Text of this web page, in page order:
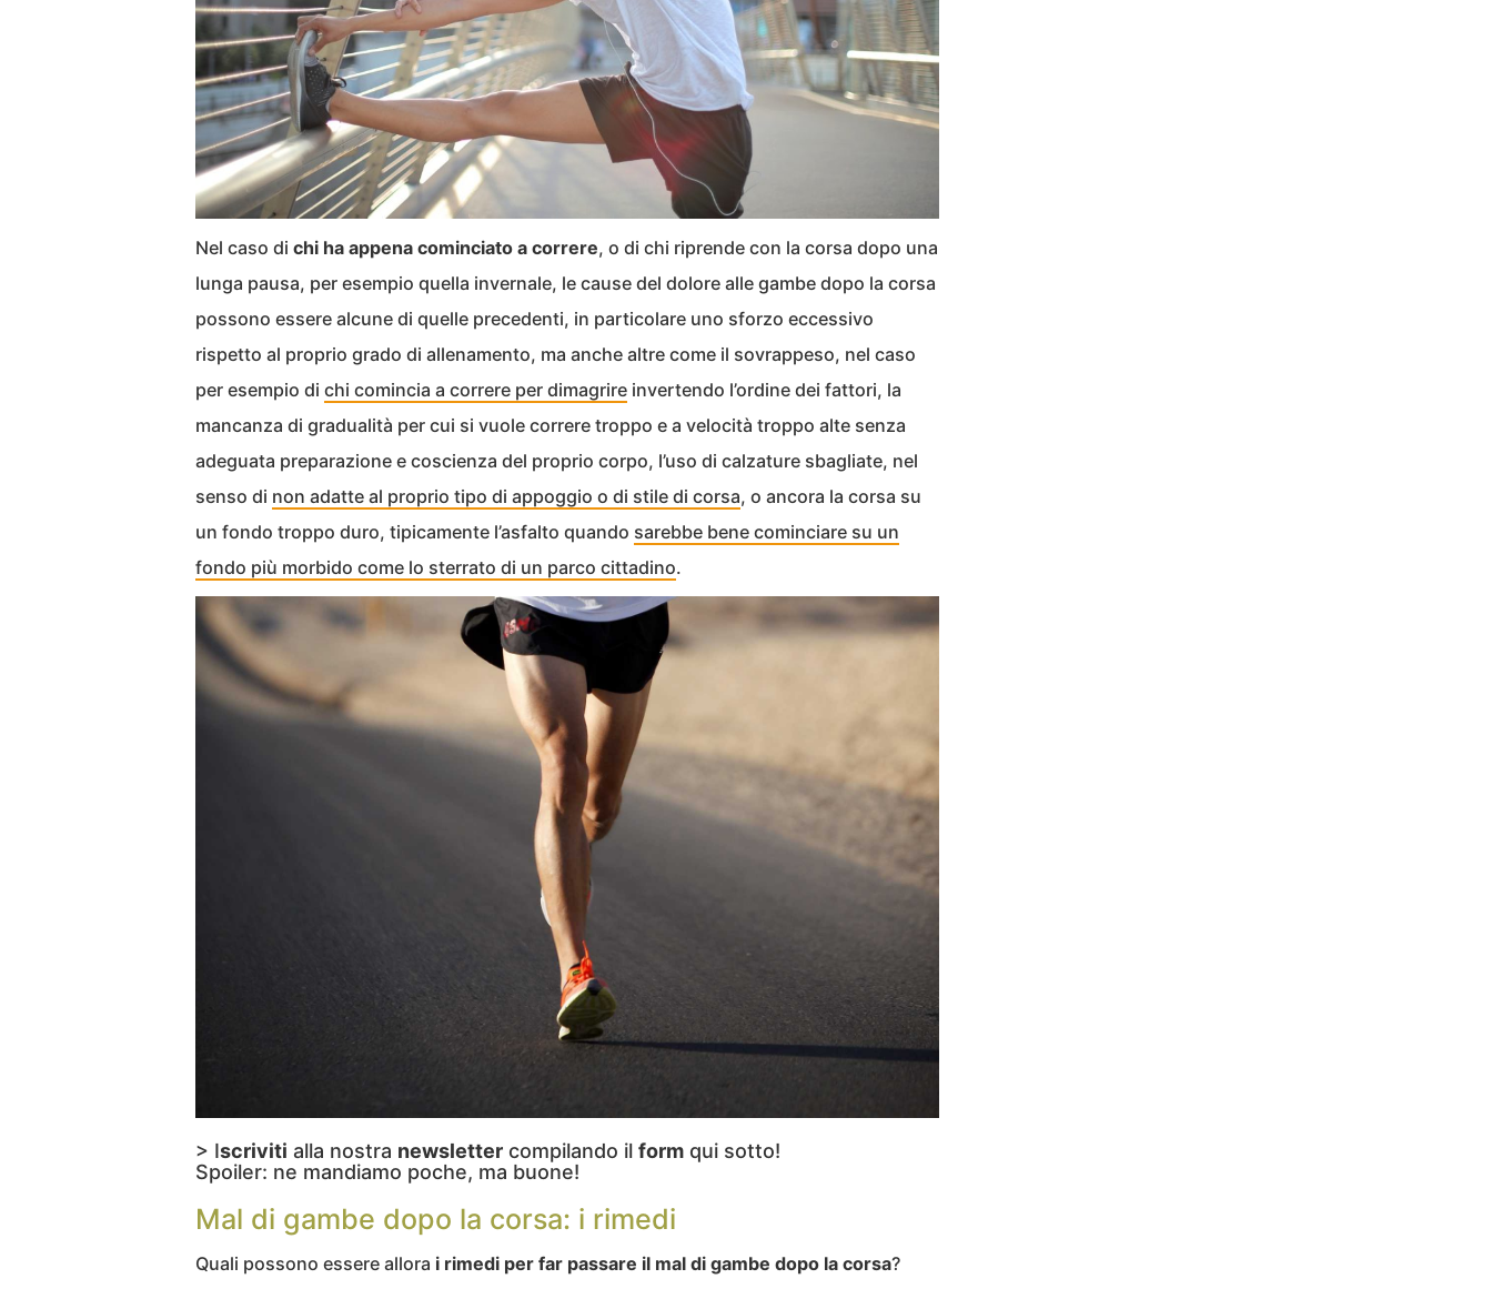
Nel caso di chi ha appena cominciato a correre, o di chi riprende con la corsa dopo una
lunga pausa, per esempio quella invernale, le cause del dolore alle gambe dopo la corsa
possono essere alcune di quelle precedenti, in particolare uno sforzo eccessivo
rispetto al proprio grado di allenamento, ma anche altre come il sovrappeso, nel caso
per esempio di chi comincia a correre per dimagrire invertendo l’ordine dei fattori, la
mancanza di gradualità per cui si vuole correre troppo e a velocità troppo alte senza
adeguata preparazione e coscienza del proprio corpo, l’uso di calzature sbagliate, nel
senso di non adatte al proprio tipo di appoggio o di stile di corsa, o ancora la corsa su
un fondo troppo duro, tipicamente l’asfalto quando sarebbe bene cominciare su un
fondo più morbido come lo sterrato di un parco cittadino.
> Iscriviti alla nostra newsletter compilando il form qui sotto!
Spoiler: ne mandiamo poche, ma buone!
Mal di gambe dopo la corsa: i rimedi
Quali possono essere allora i rimedi per far passare il mal di gambe dopo la corsa?